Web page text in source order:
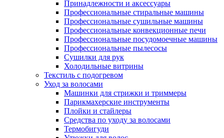
Принадлежности и аксессуары
Профессиональные стиральные машины
Профессиональные сушильные машины
Профессиональные конвекционные печи
Профессиональные посудомоечные машины
Профессиональные пылесосы
Сушилки для рук
Холодильные витрины
Текстиль с подогревом
Уход за волосами
Машинки для стрижки и триммеры
Парикмахерские инструменты
Плойки и стайлеры
Средства по уходу за волосами
Термобигуди